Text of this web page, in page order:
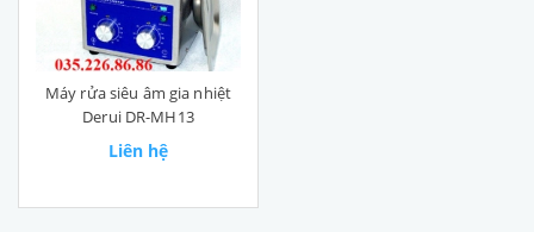
Máy rửa siêu âm gia nhiệt
Derui DR-MH13
Liên hệ